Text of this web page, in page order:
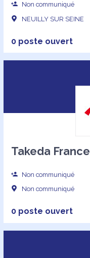
Non communiqué
NEUILLY SUR SEINE
0 poste ouvert
Takeda France
Non communiqué
Non communiqué
0 poste ouvert